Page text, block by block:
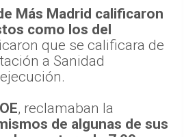
Más Madrid calificaron
como los del
que se calificara de
a Sanidad
, reclamaban la
de algunas de sus